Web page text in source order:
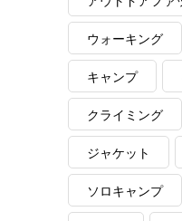
ウォーキング
キャンプ
クライミング
ジャケット
ソロキャンプ